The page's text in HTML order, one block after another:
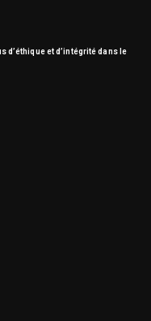
d’éthique et d’intégrité dans le